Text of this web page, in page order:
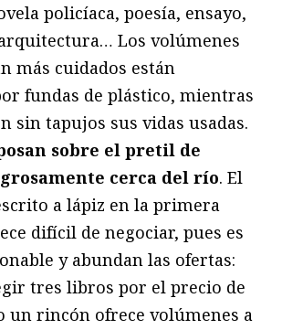
policíaca, poesía, ensayo,
Los volúmenes
más cuidados están
fundas de plástico, mientras
sin tapujos sus vidas usadas.
sobre el pretil de
cerca del río. El
a lápiz en la primera
difícil de negociar, pues es
y abundan las ofertas:
tres libros por el precio de
un rincón ofrece volúmenes a